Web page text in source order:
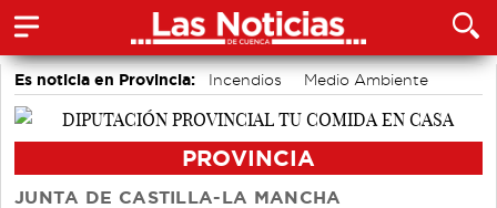
Es noticia en Provincia: Incendios
Medio Ambiente
Movilidad
PROVINCIA
JUNTA DE CASTILLA-LA MANCHA